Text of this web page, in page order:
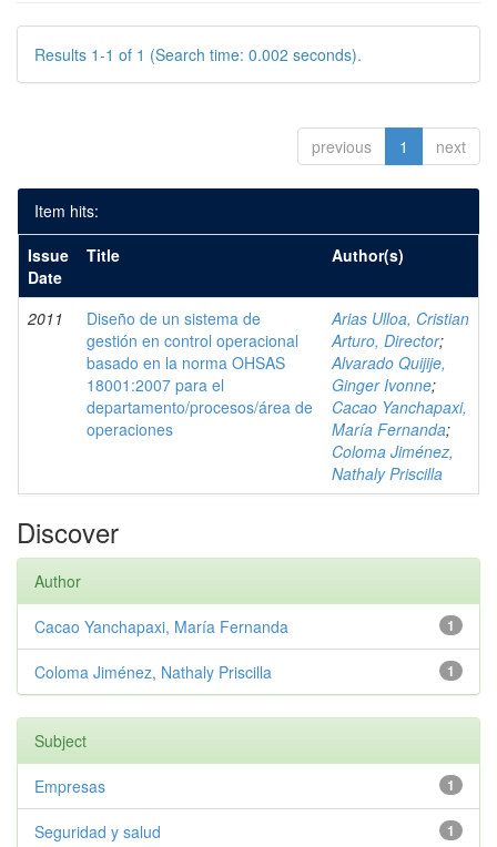
Results 1-1 of 1 (Search time: 0.002 seconds).
previous 1 next
Item hits:
Issue
Date
Title Author(s)
2011
Diseño de un sistema de
gestión en control operacional
basado en la norma OHSAS
18001:2007 para el
departamento/procesos/área de
operaciones
Arias Ulloa, Cristian
Arturo, Director;
Alvarado Quijije,
Ginger Ivonne;
Cacao Yanchapaxi,
María Fernanda;
Coloma Jiménez,
Nathaly Priscilla
Discover
Author
1
Cacao Yanchapaxi, María Fernanda
1
Coloma Jiménez, Nathaly Priscilla
Subject
1
Empresas
1
Seguridad y salud